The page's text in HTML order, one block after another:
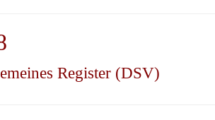
Register (DSV)